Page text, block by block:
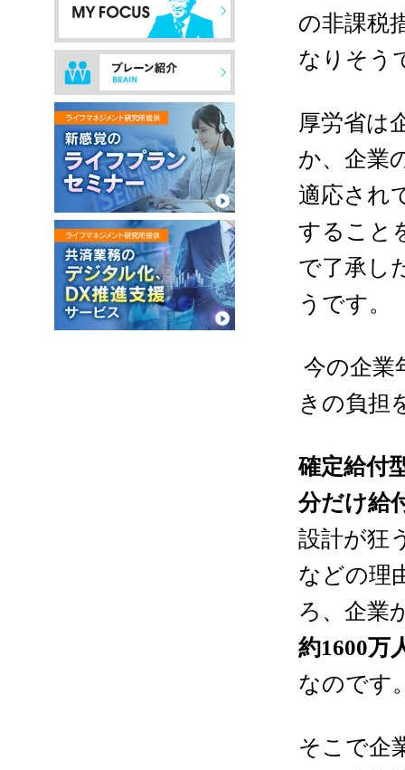
の非課税
なりそう
厚労省は
か、企業
適応され
すること
で了承し
うです。
今の企業
きの負担
確定給付
分だけ給
設計が狂
などの理
ろ、企業
約1600万
なのです
そこで企